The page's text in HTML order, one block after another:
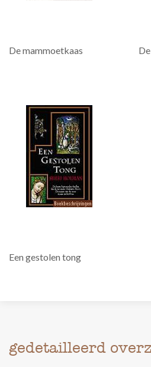
De mammoetkaas
Een gestolen tong
gedetailleerd